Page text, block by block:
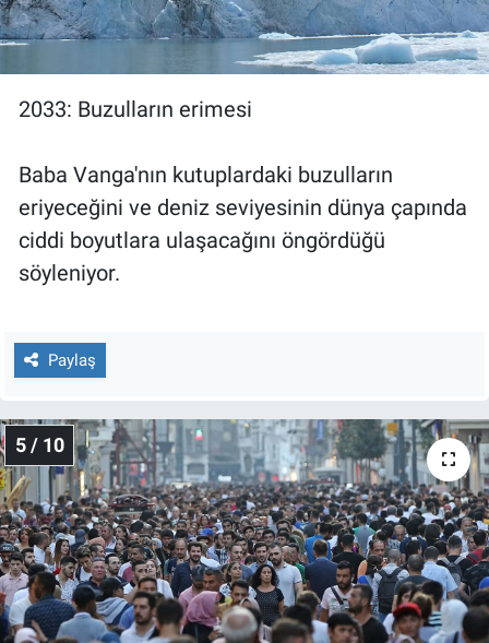
2033: Buzulların erimesi
Baba Vanga'nın kutuplardaki buzulların
eriyeceğini ve deniz seviyesinin dünya çapında
ciddi boyutlara ulaşacağını öngördüğü
söyleniyor.
Paylaş
5 / 10